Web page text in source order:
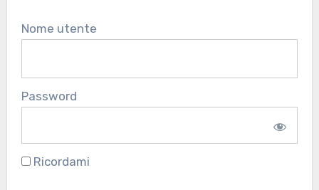
Nome utente
Password
Ricordami